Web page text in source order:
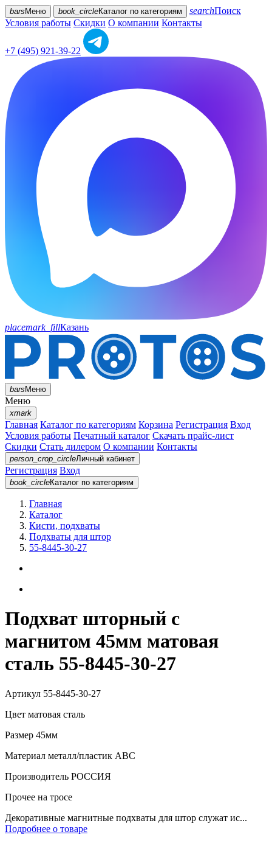
bars Меню book_circleКаталог по категориям searchПоиск
Условия работы Скидки О компании Контакты
+7 (495) 921-39-22
placemark_fillКазань
barsМеню
Меню
xmark
Главная Каталог по категориям Корзина Регистрация Вход
Условия работы Печатный каталог Скачать прайс-лист
Скидки Стать дилером О компании Контакты
person_crop_circleЛичный кабинет
Регистрация Вход
book_circleКаталог по категориям
Главная
Каталог
Кисти, подхваты
Подхваты для штор
55-8445-30-27
Подхват шторный с
магнитом 45мм матовая
сталь 55-8445-30-27
Артикул 55-8445-30-27
Цвет матовая сталь
Размер 45мм
Материал металл/пластик АВС
Производитель РОССИЯ
Прочее на тросе
Декоративные магнитные подхваты для штор служат ис...
Подробнее о товаре